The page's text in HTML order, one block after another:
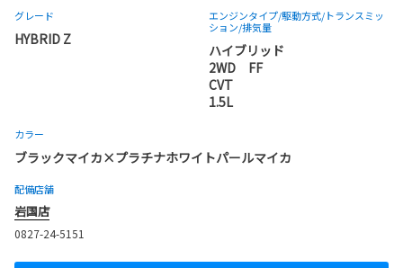
グレード
HYBRID Z
エンジンタイプ/駆動方式/トランスミッ
ション/排気量
ハイブリッド
2WD FF
CVT
1.5L
カラー
ブラックマイカ×プラチナホワイトパールマイカ
配備店舗
岩国店
0827-24-5151